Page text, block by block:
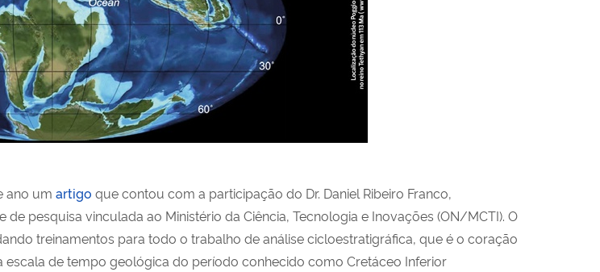
ano um artigo que contou com a participação do Dr. Daniel Ribeiro Franco,
pesquisa vinculada ao Ministério da Ciência, Tecnologia e Inovações (ON/MCTI). O
treinamentos para todo o trabalho de análise cicloestratigráfica, que é o coração
de tempo geológica do período conhecido como Cretáceo Inferior